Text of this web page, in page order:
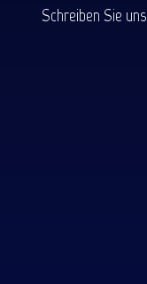
Schreiben Sie uns